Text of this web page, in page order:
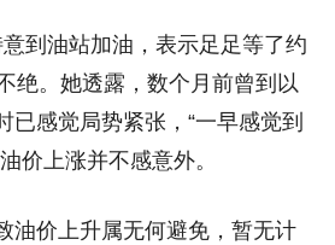
到油站加油，表示足足等了约
绝。她透露，数个月前曾到以
已感觉局势紧张，“一早感觉到
价上涨并不感意外。
油价上升属无何避免，暂无计